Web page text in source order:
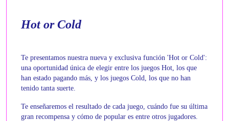
Hot or Cold
Te presentamos nuestra nueva y exclusiva función 'Hot or Cold':
una oportunidad única de elegir entre los juegos Hot, los que
han estado pagando más, y los juegos Cold, los que no han
tenido tanta suerte.
Te enseñaremos el resultado de cada juego, cuándo fue su última
gran recompensa y cómo de popular es entre otros jugadores.